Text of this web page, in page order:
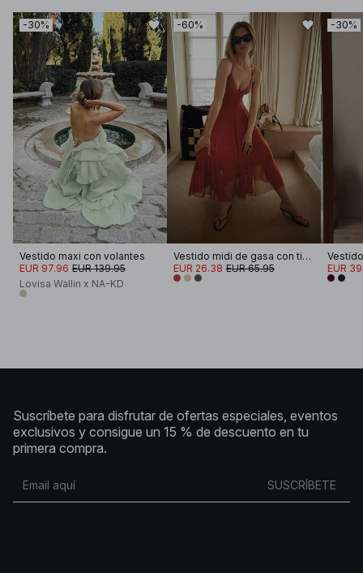
-30%
Vestido maxi con volantes
EUR 97.96 EUR 139.95
Lovisa Wallin x NA-KD
-60%
Vestido midi de gasa con tirantes
EUR 26.38 EUR 65.95
-30%
EUR
Suscríbete para disfrutar de ofertas especiales, eventos
exclusivos y consigue un 15 % de descuento en tu
primera compra.
SUSCRÍBETE